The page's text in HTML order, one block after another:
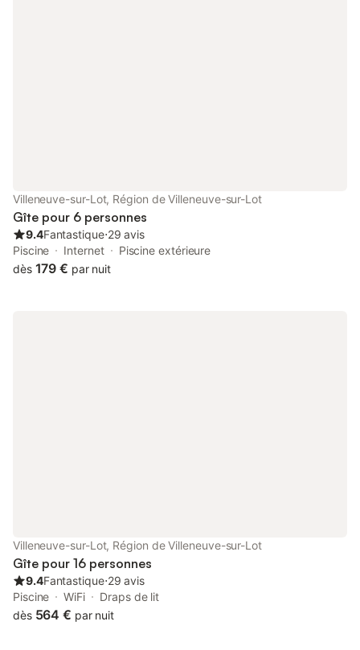
Villeneuve-sur-Lot, Région de Villeneuve-sur-Lot
Gîte pour 6 personnes
9.4Fantastique⋅29 avis
Piscine
Internet
Piscine extérieure
dès 179 € par nuit
Villeneuve-sur-Lot, Région de Villeneuve-sur-Lot
Gîte pour 16 personnes
9.4Fantastique⋅29 avis
Piscine
WiFi
Draps de lit
dès 564 € par nuit